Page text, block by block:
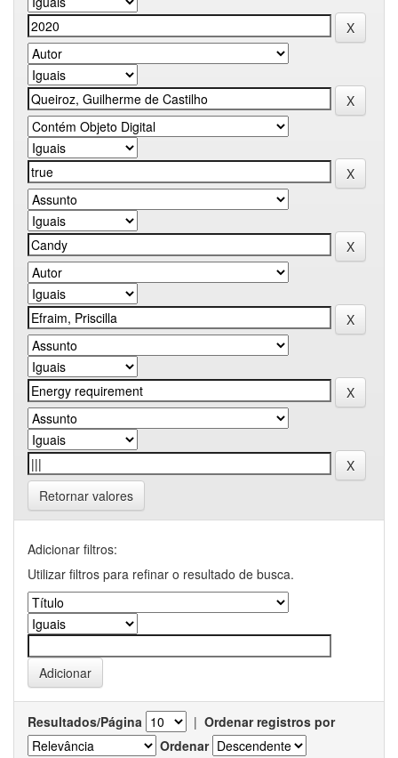
Retornar valores
Adicionar filtros:
Utilizar filtros para refinar o resultado de busca.
Resultados/Página | Ordenar registros por
Ordenar